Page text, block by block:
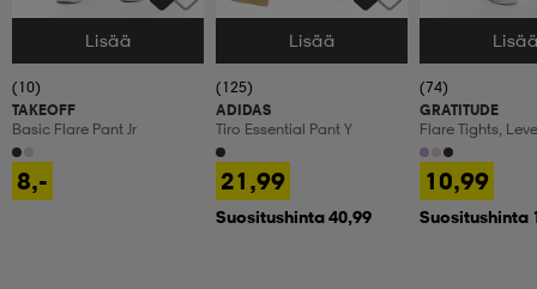
Valitse Koko
Lisää
(10)
TAKEOFF
Basic Flare Pant Jr
8,-
Valitse Koko
Lisää
(125)
ADIDAS
Tiro Essential Pant Y
21,99
Suositushinta 40,99
Valitse Koko
(74)
GRATITUDE
Flare Tights,
Treenitrikoot,
10,99
Suositushinta